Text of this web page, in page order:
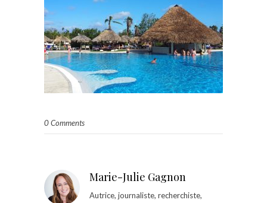
0 Comments
Marie-Julie Gagnon
Autrice, journaliste, recherchiste,